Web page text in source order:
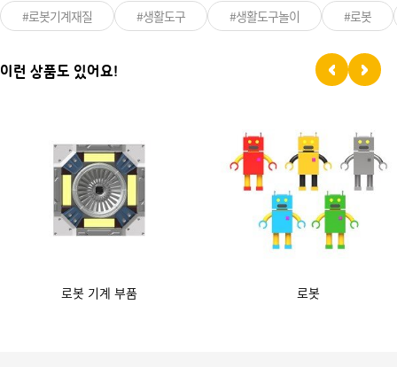
#로봇기계재질 #생활도구 #생활도구놀이 #로봇
이런 상품도 있어요!
로봇 기계 부품 로봇